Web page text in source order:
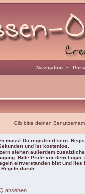
Navigation •
Gib bitte deinen
musst Du registriert sein.
und ist kostenlos.
stehen außerdem zusätzliche
Bitte Prüfe vor dem Login,
einverstanden bist und lies
durch.
ansehen